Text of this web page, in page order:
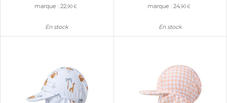
marque :22,90 €
En stock
marque :24,90 €
En stock